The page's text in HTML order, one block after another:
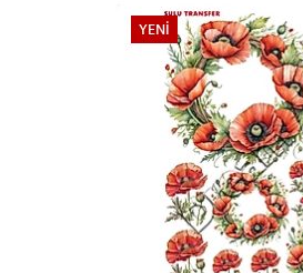
YENİ
CADENCE PARMAK YALDIZLAR
CADENCE DORA METALİK
CADENCE ONE COAT FINISH
COSMOS DOĞAL MAT SERAMİK